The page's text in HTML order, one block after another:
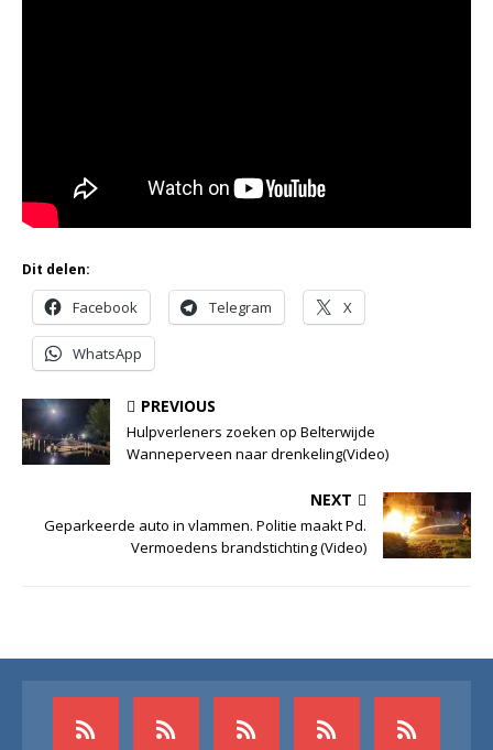
Dit delen:
Facebook Telegram X
WhatsApp
PREVIOUS
Hulpverleners zoeken op Belterwijde
Wanneperveen naar drenkeling(Video)
NEXT
Geparkeerde auto in vlammen. Politie maakt Pd.
Vermoedens brandstichting (Video)